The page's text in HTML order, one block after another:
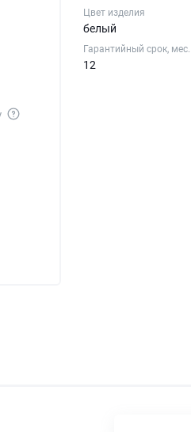
Цвет изделия
белый
Гарантийный срок, мес.
12